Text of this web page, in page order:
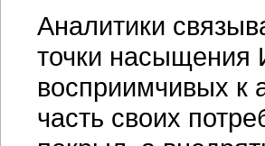
Аналитики
точки насыщения
восприимчивых к
часть своих